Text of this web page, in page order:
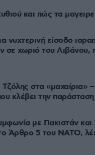
και πώς τα
νυχτερινή είσοδο
σε χωριό του Λιβάνου,
στα «μαχαίρια»
κλέβει την παράσταση
με Πακιστάν
το Άρθρο 5 του ΝΑΤΟ,